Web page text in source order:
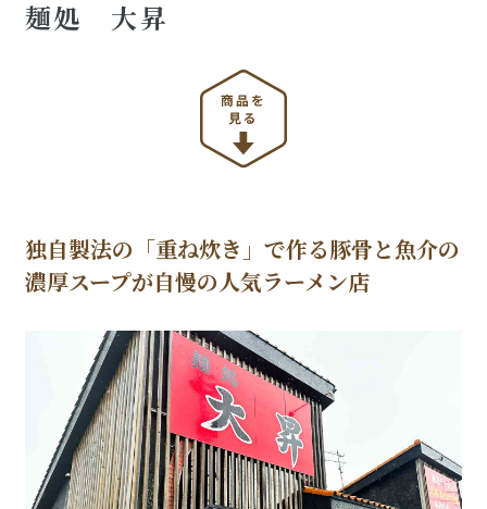
麺処 大昇
独自製法の「重ね炊き」で作る豚骨と魚介の
濃厚スープが自慢の人気ラーメン店